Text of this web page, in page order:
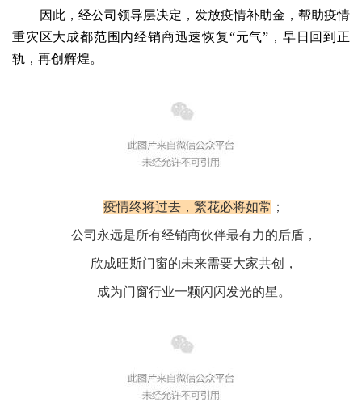
因此，经公司领导层决定，发放疫情补助金，帮助疫情
重灾区大成都范围内经销商迅速恢复“元气”，早日回到正
轨，再创辉煌。
疫情终将过去，繁花必将如常 ；
公司永远是所有经销商伙伴最有力的后盾，
欣成旺斯门窗的未来需要大家共创，
成为门窗行业一颗闪闪发光的星。